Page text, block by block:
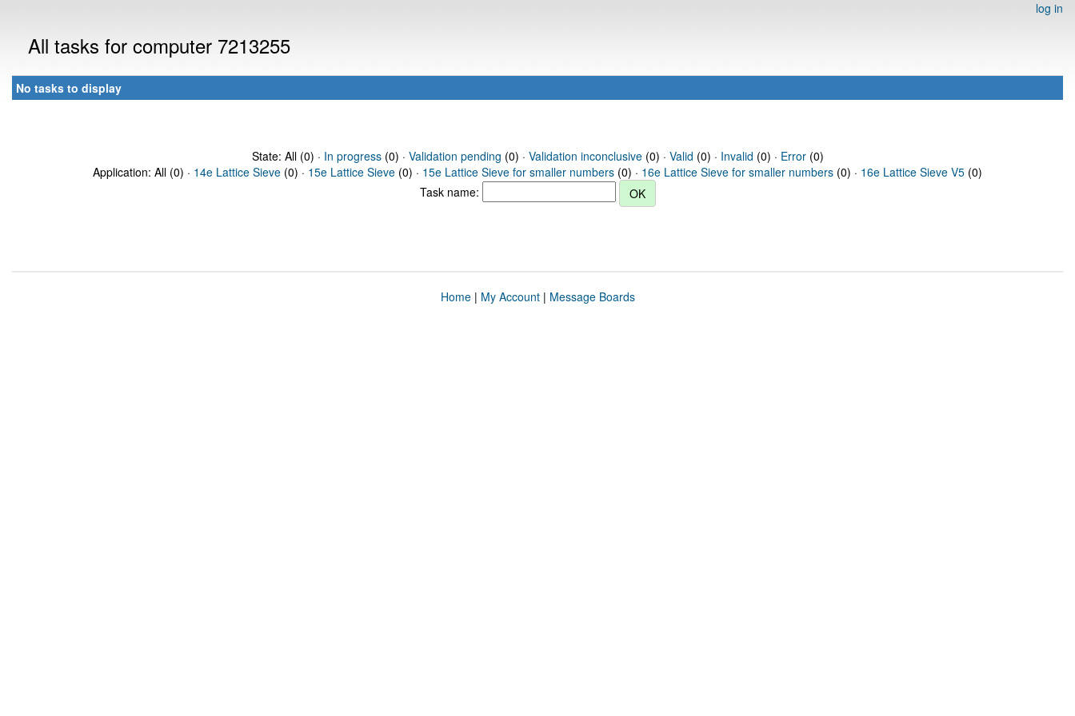
log in
All tasks for computer 7213255
No tasks to display
State: All (0) · In progress(0) · Validation pending (0) · Validation inconclusive(0) · Valid (0) · Invalid (0) · Error(0)
Application: All (0) · 14e Lattice Sieve (0) · 15e Lattice Sieve (0) · 15e Lattice Sieve for smaller numbers (0) · 16e Lattice Sieve for smaller numbers (0) · 16e Lattice Sieve V5 (0)
Task name:
Home| My Account| Message Boards